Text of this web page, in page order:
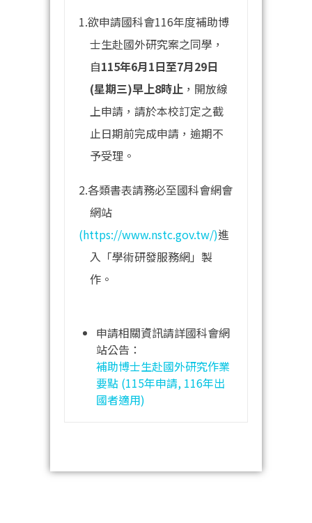
1.欲申請國科會116年度補助博
士生赴國外研究案之同學，
自115年6月1日至7月29日
(星期三)早上8時止 ，開放線
上申請，請於本校訂定之截
止日期前完成申請，逾期不
予受理。
2.各類書表請務必至國科會網會
網站
(https://www.nstc.gov.tw/)進
入「學術研發服務網」製
作。
申請相關資訊請詳國科會網
站公告：
補助博士生赴國外研究作業
要點 (115年申請, 116年出
國者適用)